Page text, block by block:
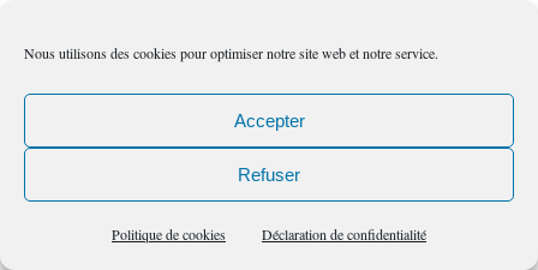
Nous utilisons des cookies pour optimiser notre site web et notre service.
Accepter
Refuser
Politique de cookies Déclaration de confidentialité
Répondre
seddiki
10:54 pmleOct, 19, PM